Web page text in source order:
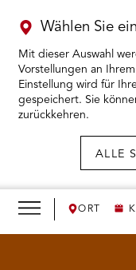
ORT
Wählen Sie
Mit dieser Auswahl
Vorstellungen an
Einstellung wird für
gespeichert. Sie
zurückkehren.
KARTENKAUF
WIR ÖFFNEN